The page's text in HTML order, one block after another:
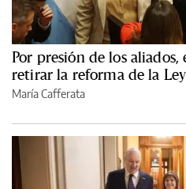
Por presión de los
retirar la reforma de la
María Cafferata